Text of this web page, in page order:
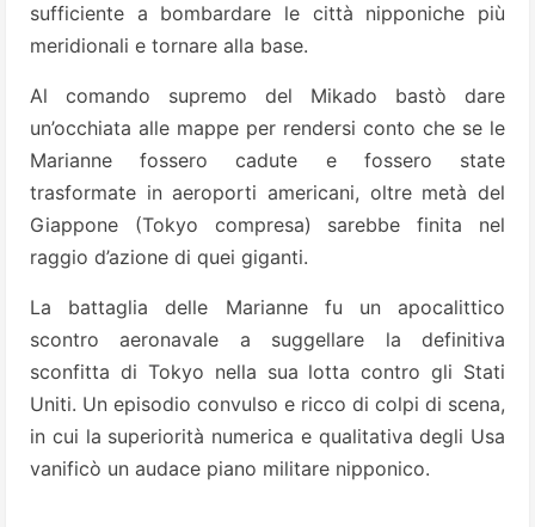
sufficiente a bombardare le città nipponiche più
meridionali e tornare alla base.
Al comando supremo del Mikado bastò dare
un’occhiata alle mappe per rendersi conto che se le
Marianne fossero cadute e fossero state
trasformate in aeroporti americani, oltre metà del
Giappone (Tokyo compresa) sarebbe finita nel
raggio d’azione di quei giganti.
La battaglia delle Marianne fu un apocalittico
scontro aeronavale a suggellare la definitiva
sconfitta di Tokyo nella sua lotta contro gli Stati
Uniti. Un episodio convulso e ricco di colpi di scena,
in cui la superiorità numerica e qualitativa degli Usa
vanificò un audace piano militare nipponico.